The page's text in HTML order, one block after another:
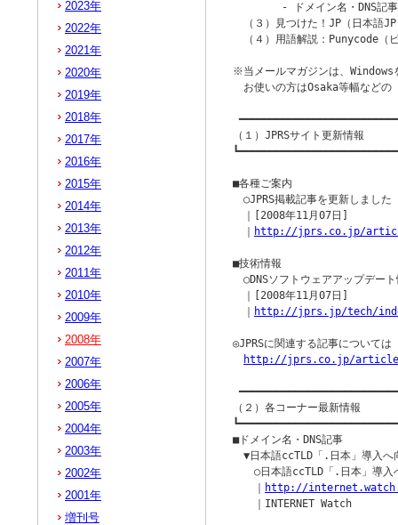
- ドメイン名・DNS記事
（３）見つけた！JP（日本語JP
（４）用語解説：Punycode（
※当メールマガジンは、
お使いの方はOsaka等幅などの
（１）JPRSサイト更新情報
■各種ご案内
○JPRS掲載記事を更新しました
｜[2008年11月07日]
http://jprs.co.jp/
■技術情報
○DNSソフトウェアアップデー
｜[2008年11月07日]
http://jprs.jp/tech/
◎JPRSに関連する記事について
http://jprs.co.jp/
（２）各コーナー最新情報
■ドメイン名・DNS記事
▼日本語ccTLD「.日本」導入へ
○日本語ccTLD「.日本」導入
http://
｜INTERNET Watch
2023年
2022年
2021年
2020年
2019年
2018年
2017年
2016年
2015年
2014年
2013年
2012年
2011年
2010年
2009年
2008年
2007年
2006年
2005年
2004年
2003年
2002年
2001年
増刊号